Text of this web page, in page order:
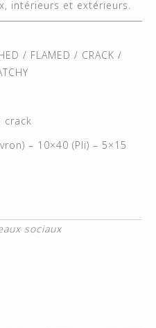
intérieurs et extérieurs.
/ FLAMED / CRACK /
crack
– 10×40 (Pli) – 5×15
sociaux